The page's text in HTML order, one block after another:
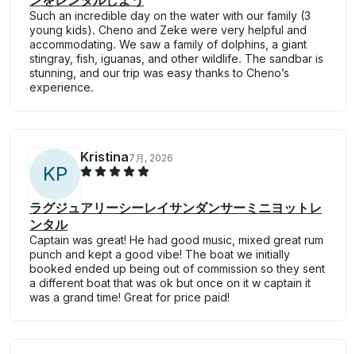
Such an incredible day on the water with our family (3
young kids). Cheno and Zeke were very helpful and
accommodating. We saw a family of dolphins, a giant
stingray, fish, iguanas, and other wildlife. The sandbar is
stunning, and our trip was easy thanks to Cheno’s
experience.
KP
Kristina7月, 2026
ラグジュアリーシーレイサンダンサーミニヨットレ
ンタル
Captain was great! He had good music, mixed great rum
punch and kept a good vibe! The boat we initially
booked ended up being out of commission so they sent
a different boat that was ok but once on it w captain it
was a grand time! Great for price paid!